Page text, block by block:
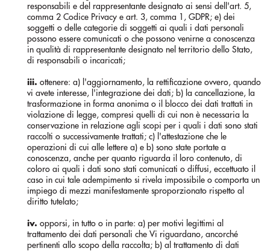
responsabili e del rappresentante designato ai sensi dell'art. 5,
comma 2 Codice Privacy e art. 3, comma 1, GDPR; e) dei
soggetti o delle categorie di soggetti ai quali i dati personali
possono essere comunicati o che possono venirne a conoscenza
in qualità di rappresentante designato nel territorio dello Stato,
di responsabili o incaricati;
iii. ottenere: a) l'aggiornamento, la rettificazione ovvero, quando
vi avete interesse, l'integrazione dei dati; b) la cancellazione, la
trasformazione in forma anonima o il blocco dei dati trattati in
violazione di legge, compresi quelli di cui non è necessaria la
conservazione in relazione agli scopi per i quali i dati sono stati
raccolti o successivamente trattati; c) l'attestazione che le
operazioni di cui alle lettere a) e b) sono state portate a
conoscenza, anche per quanto riguarda il loro contenuto, di
coloro ai quali i dati sono stati comunicati o diffusi, eccettuato il
caso in cui tale adempimento si rivela impossibile o comporta un
impiego di mezzi manifestamente sproporzionato rispetto al
diritto tutelato;
iv. opporsi, in tutto o in parte: a) per motivi legittimi al
trattamento dei dati personali che Vi riguardano, ancorché
pertinenti allo scopo della raccolta; b) al trattamento di dati